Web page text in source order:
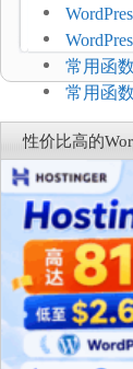
键部署
常用函
常用函
性价比高的